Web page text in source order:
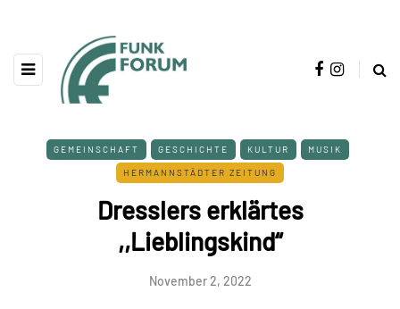
GEMEINSCHAFT GESCHICHTE KULTUR MUSIK
HERMANNSTÄDTER ZEITUNG
Dresslers erklärtes
,,Lieblingskind“
November 2, 2022